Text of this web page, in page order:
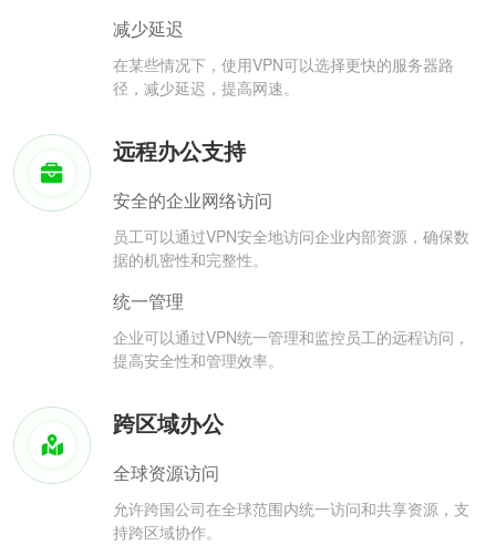
减少延迟
在某些情况下，使用VPN可以选择更快的服务器路
径，减少延迟，提高网速。
远程办公支持
安全的企业网络访问
员工可以通过VPN安全地访问企业内部资源，确保数
据的机密性和完整性。
统一管理
企业可以通过VPN统一管理和监控员工的远程访问，
提高安全性和管理效率。
跨区域办公
全球资源访问
允许跨国公司在全球范围内统一访问和共享资源，支
持跨区域协作。